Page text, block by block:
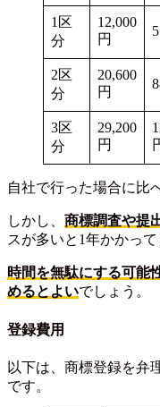
1区
分
12,000
円
2区
分
20,600
円
3区
分
29,200
円
自社で行った場合に比
しかし、 商標調査や提
スが多いと1年かかっ
時間を無駄にする可能
めるとよいでしょう。
登録費用
以下は、商標登録を弁
です。